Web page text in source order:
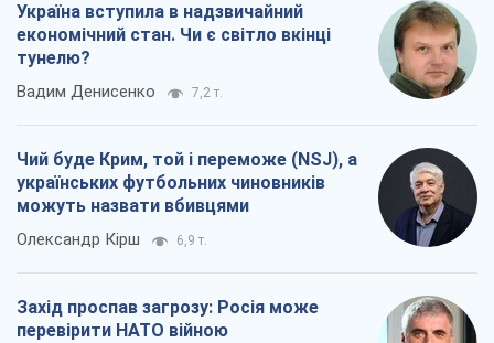
Україна вступила в надзвичайний
економічний стан. Чи є світло вкінці
тунелю?
Вадим Денисенко 7,2 т.
Чий буде Крим, той і переможе (NSJ), а
українських футбольних чиновників
можуть назвати вбивцями
Олександр Кірш 6,9 т.
Захід проспав загрозу: Росія може
перевірити НАТО війною